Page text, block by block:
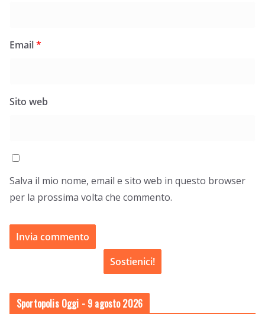
Email*
Sito web
Salva il mio nome, email e sito web in questo browser
per la prossima volta che commento.
Sostienici!
Sportopolis Oggi - 9 agosto 2026